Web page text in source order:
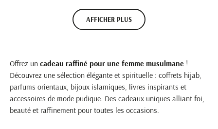
AFFICHER PLUS
Offrez un cadeau raffiné pour une femme musulmane !
Découvrez une sélection élégante et spirituelle : coffrets hijab,
parfums orientaux, bijoux islamiques, livres inspirants et
accessoires de mode pudique. Des cadeaux uniques alliant foi,
beauté et raffinement pour toutes les occasions.